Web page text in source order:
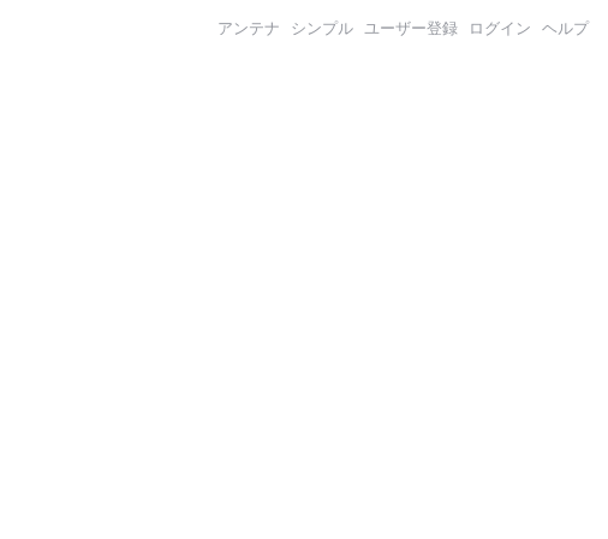
アンテナ シンプル ユーザー登録 ログイン ヘルプ